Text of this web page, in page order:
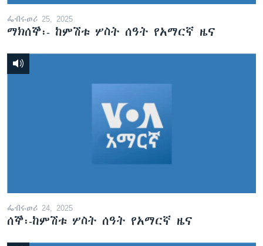
ፌብሩወሪ 25, 2025
ማክሰኞ፡- ከምሽቱ ሦስት ሰዓት የአማርኛ ዜና
ፌብሩወሪ 24, 2025
ሰኞ፡-ከምሽቱ ሦስት ሰዓት የአማርኛ ዜና